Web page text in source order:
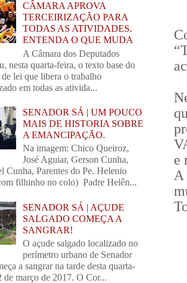
e
CÂMARA APROVA
TERCEIRIZAÇÃO PARA
TODAS AS ATIVIDADES.
ENTENDA O QUE MUDA
A Câmara dos Deputados
nesta quarta-feira, o texto base do
lei que libera o trabalho
em todas as ativida...
SENADOR SÁ | UM POUCO
MAIS DE HISTORIA SOBRE
A EMANCIPAÇÃO.
Na imagem: Chico Queiroz,
José Aguiar, Gerson Cunha,
Cunha, Parentes do Pe. Helenio
filhinho no colo) Padre Helên...
SENADOR SÁ | AÇUDE
SALGADO COMEÇA A
SANGRAR!
O açude salgado localizado no
perímetro urbano de Senador
a sangrar na tarde desta quarta-
de março de 2017. O Cor...